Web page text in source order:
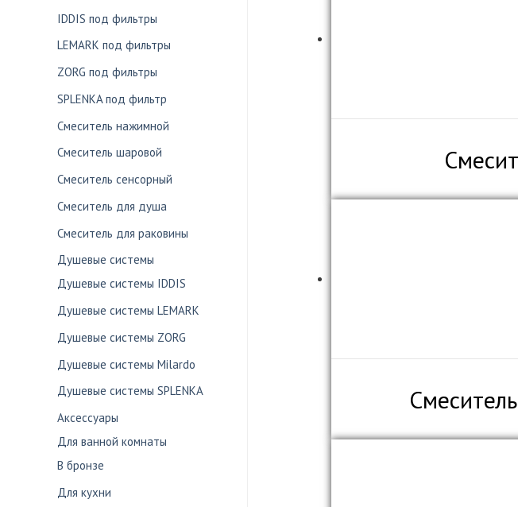
IDDIS под фильтры
LEMARK под фильтры
ZORG под фильтры
SPLENKA под фильтр
Смеситель нажимной
Смеситель шаровой
Смеситель сенсорный
Смеситель для душа
Смеситель для раковины
Душевые системы
Душевые системы IDDIS
Душевые системы LEMARK
Душевые системы ZORG
Душевые системы Milardo
Душевые системы SPLENKA
Аксессуары
Для ванной комнаты
В бронзе
Для кухни